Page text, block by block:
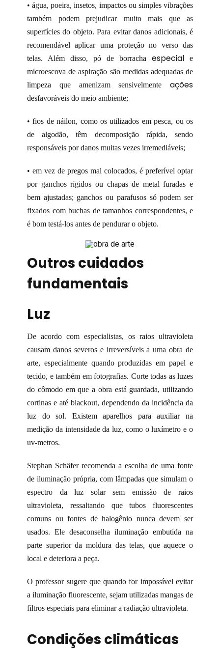
• água, poeira, insetos, impactos ou simples vibrações
também podem prejudicar muito mais que as
superfícies do objeto. Para evitar danos adicionais, é
recomendável aplicar uma proteção no verso das
telas. Além disso, pó de borracha especial e
microescova de aspiração são medidas adequadas de
limpeza que amenizam sensivelmente ações
desfavoráveis do meio ambiente;
• fios de náilon, como os utilizados em pesca, ou os
de algodão, têm decomposição rápida, sendo
responsáveis por danos muitas vezes irremediáveis;
• em vez de pregos mal colocados, é preferível optar
por ganchos rígidos ou chapas de metal furadas e
bem ajustadas; ganchos ou parafusos só podem ser
fixados com buchas de tamanhos correspondentes, e
é bom testá-los antes de pendurar o objeto.
Outros cuidados
fundamentais
Luz
De acordo com especialistas, os raios ultravioleta
causam danos severos e irreversíveis a uma obra de
arte, especialmente quando produzidas em papel e
tecido, e também em fotografias. Corte todas as luzes
do cômodo em que a obra está guardada, utilizando
cortinas e até blackout, dependendo da incidência da
luz do sol. Existem aparelhos para auxiliar na
medição da intensidade da luz, como o luxímetro e o
uv-metros.
Stephan Schäfer recomenda a escolha de uma fonte
de iluminação própria, com lâmpadas que simulam o
espectro da luz solar sem emissão de raios
ultravioleta, ressaltando que tubos fluorescentes
comuns ou fontes de halogênio nunca devem ser
usados. Ele desaconselha iluminação embutida na
parte superior da moldura das telas, que aquece o
local e deteriora a peça.
O professor sugere que quando for impossível evitar
a iluminação fluorescente, sejam utilizadas mangas de
filtros especiais para eliminar a radiação ultravioleta.
Condições climáticas